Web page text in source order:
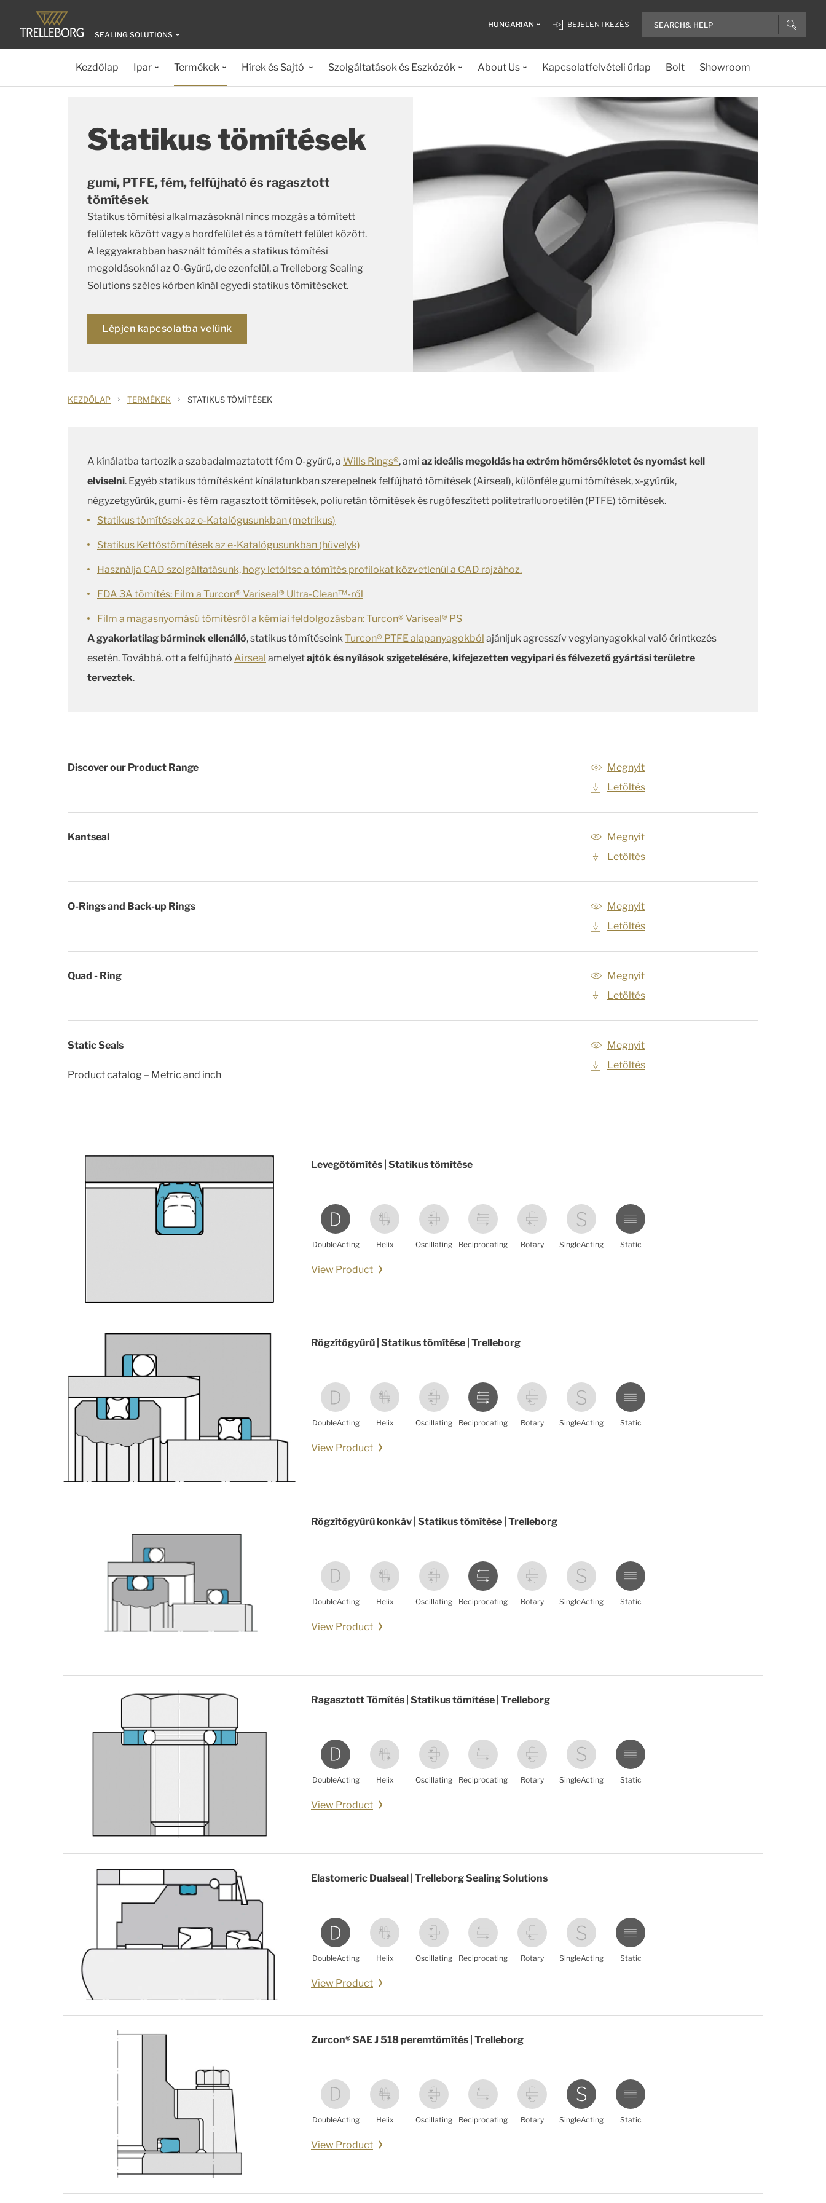
SEALING SOLUTIONS
HUNGARIAN BEJELENTKEZÉS
Kezdőlap Ipar Termékek Hírek és Sajtó Szolgáltatások és Eszközök About Us Kapcsolatfelvételi űrlap Bolt Showroom
Statikus tömítések
gumi, PTFE, fém, felfújható és ragasztott
tömítések
Statikus tömítési alkalmazásoknál nincs mozgás a tömített
felületek között vagy a hordfelület és a tömített felület között.
A leggyakrabban használt tömítés a statikus tömítési
megoldásoknál az O-Gyűrű, de ezenfelül, a Trelleborg Sealing
Solutions széles körben kínál egyedi statikus tömítéseket.
Lépjen kapcsolatba velünk
KEZDŐLAP › TERMÉKEK › STATIKUS TÖMÍTÉSEK
A kínálatba tartozik a szabadalmaztatott fém O-gyűrű, a Wills Rings®, ami az ideális megoldás ha extrém hőmérsékletet és nyomást kell
elviselni. Egyéb statikus tömítésként kínálatunkban szerepelnek felfújható tömítések (Airseal), különféle gumi tömítések, x-gyűrűk,
négyzetgyűrűk, gumi- és fém ragasztott tömítések, poliuretán tömítések és rugófeszített politetrafluoroetilén (PTFE) tömítések.
Statikus tömítések az e-Katalógusunkban (metrikus)
Statikus Kettőstömítések az e-Katalógusunkban (hüvelyk)
Használja CAD szolgáltatásunk, hogy letöltse a tömítés profilokat közvetlenül a CAD rajzához.
FDA 3A tömítés: Film a Turcon® Variseal® Ultra-Clean™-ről
Film a magasnyomású tömítésről a kémiai feldolgozásban: Turcon® Variseal® PS
A gyakorlatilag bárminek ellenálló, statikus tömítéseinkTurcon® PTFE alapanyagokból ajánljuk agresszív vegyianyagokkal való érintkezés
esetén. Továbbá. ott a felfújható Airseal amelyetajtók és nyílások szigetelésére, kifejezetten vegyipari és félvezető gyártási területre
terveztek.
Discover our Product Range
Megnyit
Letöltés
Kantseal
Megnyit
Letöltés
O-Rings and Back-up Rings
Megnyit
Letöltés
Quad - Ring
Megnyit
Letöltés
Static Seals
Product catalog – Metric and inch
Megnyit
Letöltés
Levegőtömítés | Statikus tömítése
DoubleActing Helix Oscillating Reciprocating Rotary SingleActing Static
View Product
Rögzítőgyűrű | Statikus tömítése | Trelleborg
DoubleActing Helix Oscillating Reciprocating Rotary SingleActing Static
View Product
Rögzítőgyűrű konkáv | Statikus tömítése | Trelleborg
DoubleActing Helix Oscillating Reciprocating Rotary SingleActing Static
View Product
Ragasztott Tömítés | Statikus tömítése | Trelleborg
DoubleActing Helix Oscillating Reciprocating Rotary SingleActing Static
View Product
Elastomeric Dualseal | Trelleborg Sealing Solutions
DoubleActing Helix Oscillating Reciprocating Rotary SingleActing Static
View Product
Zurcon® SAE J 518 peremtömítés | Trelleborg
DoubleActing Helix Oscillating Reciprocating Rotary SingleActing Static
View Product